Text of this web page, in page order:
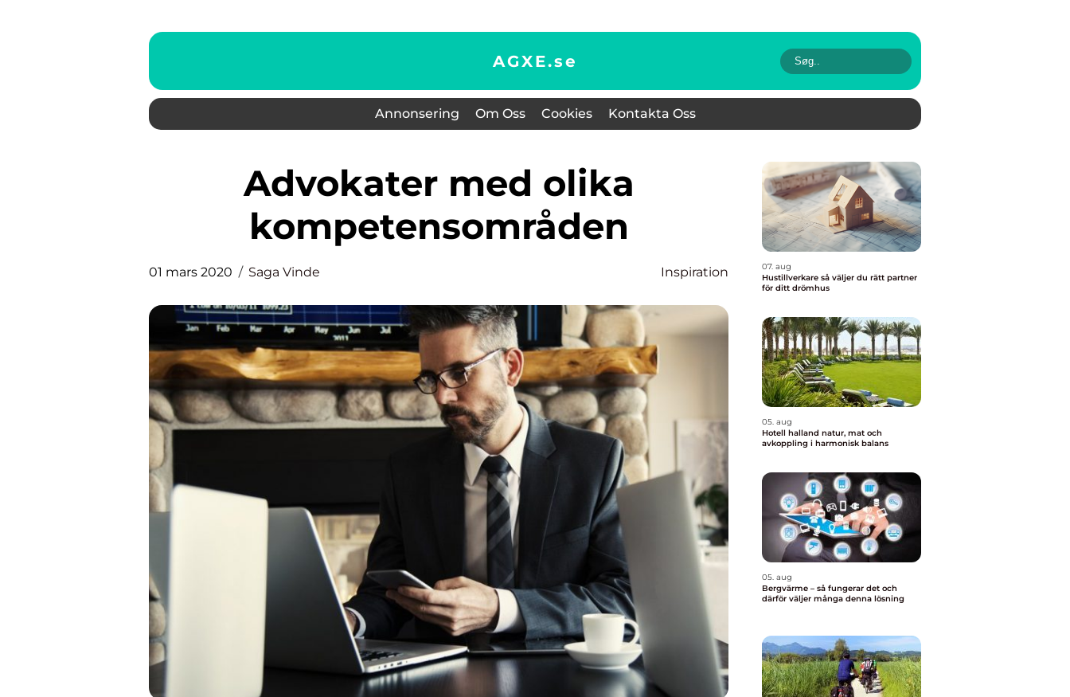
AGXE.se
Annonsering Om Oss Cookies Kontakta Oss
Advokater med olika
kompetensområden
01 mars 2020 Saga Vinde Inspiration
07. aug
Hustillverkare så väljer du rätt partner
för ditt drömhus
05. aug
Hotell halland natur, mat och
avkoppling i harmonisk balans
05. aug
Bergvärme – så fungerar det och
därför väljer många denna lösning